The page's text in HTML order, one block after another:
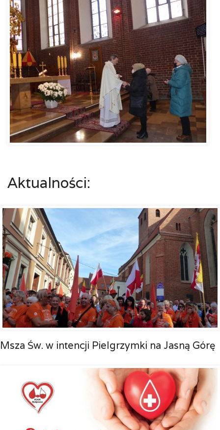
Aktualności:
Msza Św. w intencji Pielgrzymki na Jasną Górę